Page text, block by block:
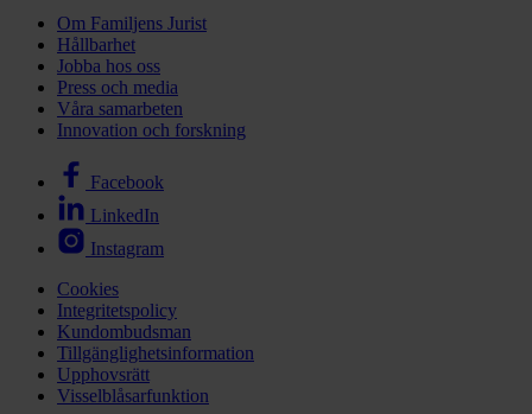
Om Familjens Jurist
Hållbarhet
Jobba hos oss
Press och media
Våra samarbeten
Innovation och forskning
Facebook
LinkedIn
Instagram
Cookies
Integritetspolicy
Kundombudsman
Tillgänglighetsinformation
Upphovsrätt
Visselblåsarfunktion